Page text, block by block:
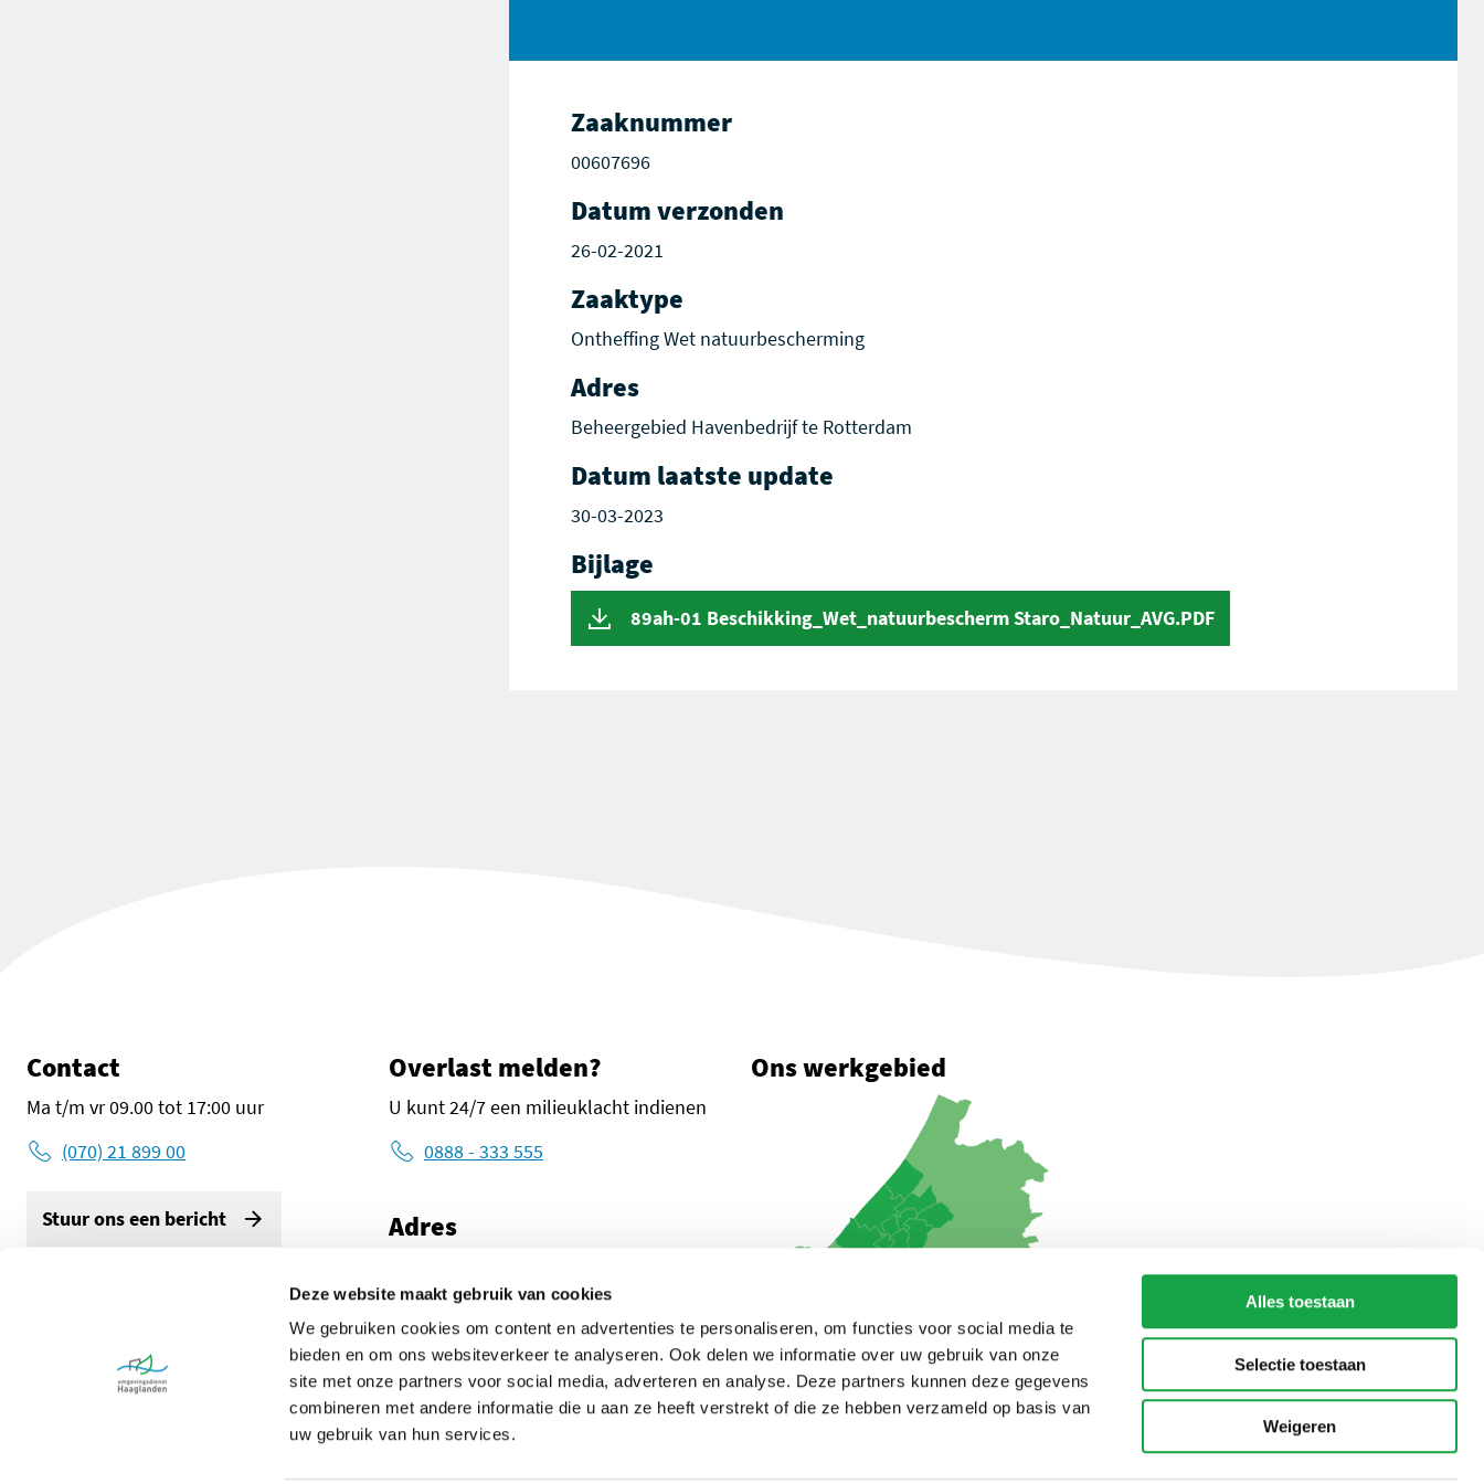
Deze website maakt gebruik van cookies
We gebruiken cookies om content en advertenties te personaliseren, om functies voor social media te
bieden en om ons websiteverkeer te analyseren. Ook delen we informatie over uw gebruik van onze
site met onze partners voor social media, adverteren en analyse. Deze partners kunnen deze gegevens
combineren met andere informatie die u aan ze heeft verstrekt of die ze hebben verzameld op basis van
uw gebruik van hun services.
Alles toestaan
Selectie toestaan
Weigeren
Zaaknummer
00607696
Datum verzonden
26-02-2021
Zaaktype
Ontheffing Wet natuurbescherming
Adres
Beheergebied Havenbedrijf te Rotterdam
Datum laatste update
30-03-2023
Bijlage
89ah-01 Beschikking_Wet_natuurbescherm Staro_Natuur_AVG.PDF
Contact
Ma t/m vr 09.00 tot 17:00 uur
(070) 21 899 00
Stuur ons een bericht
LinkedIn Omgevingsdienst Haaglanden (opent in een nieuw tabblad)
Instagram Omgevingsdienst Haaglanden (opent in een nieuw tabblad)
X Omgevingsdienst Haaglanden (opent in een nieuw tabblad)
Facebook Omgevingsdienst Haaglanden (opent in een nieuw tabblad)
Overlast melden?
U kunt 24/7 een milieuklacht indienen
0888 - 333 555
Adres
2596 AW Den Haag
Route met Google Maps
Ons werkgebied